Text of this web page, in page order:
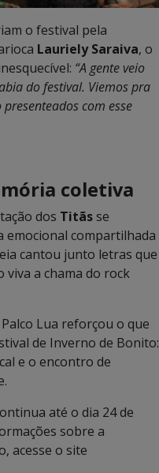
o festival pela
Lauriely Saraiva, o
“A gente veio
do festival. Viemos pra
com esse
coletiva
dos Titãsse
compartilhada
cantou junto letras que
viva a chama do rock
Lua reforçou o que
de Inverno de Bonito:
e o encontro de
até o dia 24 de
sobre a
acesse o site